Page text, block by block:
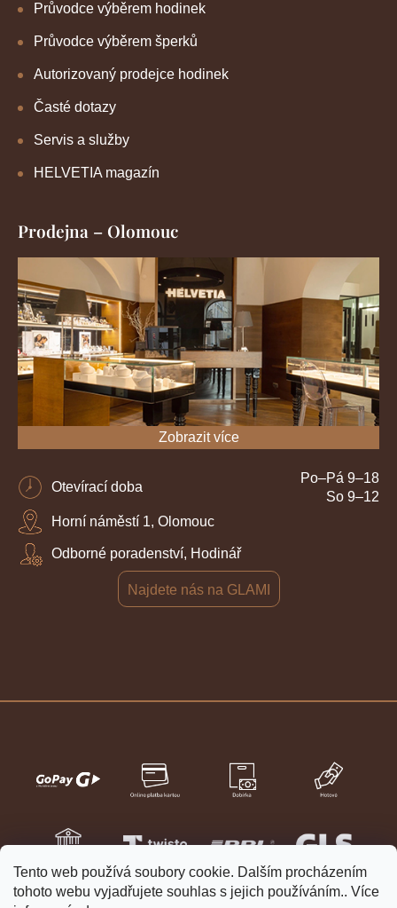
Tento web používá soubory cookie. Dalším procházením
tohoto webu vyjadřujete souhlas s jejich používáním.. Více
Průvodce výběrem hodinek
Průvodce výběrem šperků
Autorizovaný prodejce hodinek
Časté dotazy
Servis a služby
HELVETIA magazín
Prodejna – Olomouc
Zobrazit více
Otevírací doba
Po–Pá 9–18
So 9–12
Horní náměstí 1, Olomouc
Odborné poradenství, Hodinář
Najdete nás na GLAMI